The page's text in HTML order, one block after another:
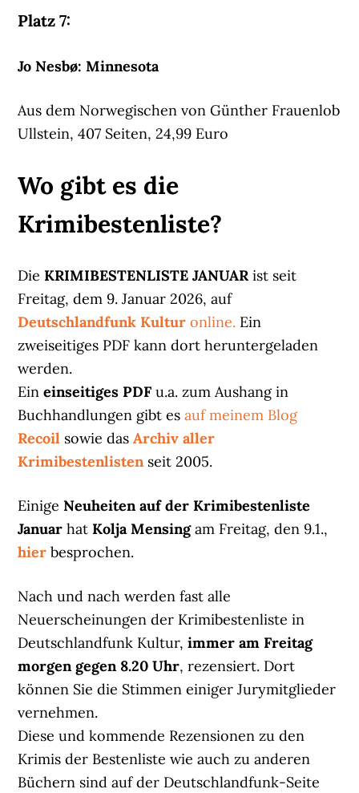
Platz 7:
Jo Nesbø: Minnesota
Aus dem Norwegischen von Günther Frauenlob
Ullstein, 407 Seiten, 24,99 Euro
Wo gibt es die
Krimibestenliste?
DieKRIMIBESTENLISTE JANUARist seit
Freitag, dem 9. Januar 2026, auf
Deutschlandfunk Kultur online. Ein
zweiseitiges PDF kann dort heruntergeladen
werden.
Eineinseitiges PDFu.a. zum Aushang in
Buchhandlungen gibt esauf meinem Blog
Recoil sowie dasArchiv aller
Krimibestenlistenseit 2005.
EinigeNeuheiten auf der Krimibestenliste
JanuarhatKolja Mensingam Freitag, den 9.1.,
hier besprochen.
Nach und nach werden fast alle
Neuerscheinungen der Krimibestenliste in
Deutschlandfunk Kultur,immer am Freitag
morgen gegen 8.20 Uhr, rezensiert. Dort
können Sie die Stimmen einiger Jurymitglieder
vernehmen.
Diese und kommende Rezensionen zu den
Krimis der Bestenliste wie auch zu anderen
Büchern sind auf der Deutschlandfunk-Seite